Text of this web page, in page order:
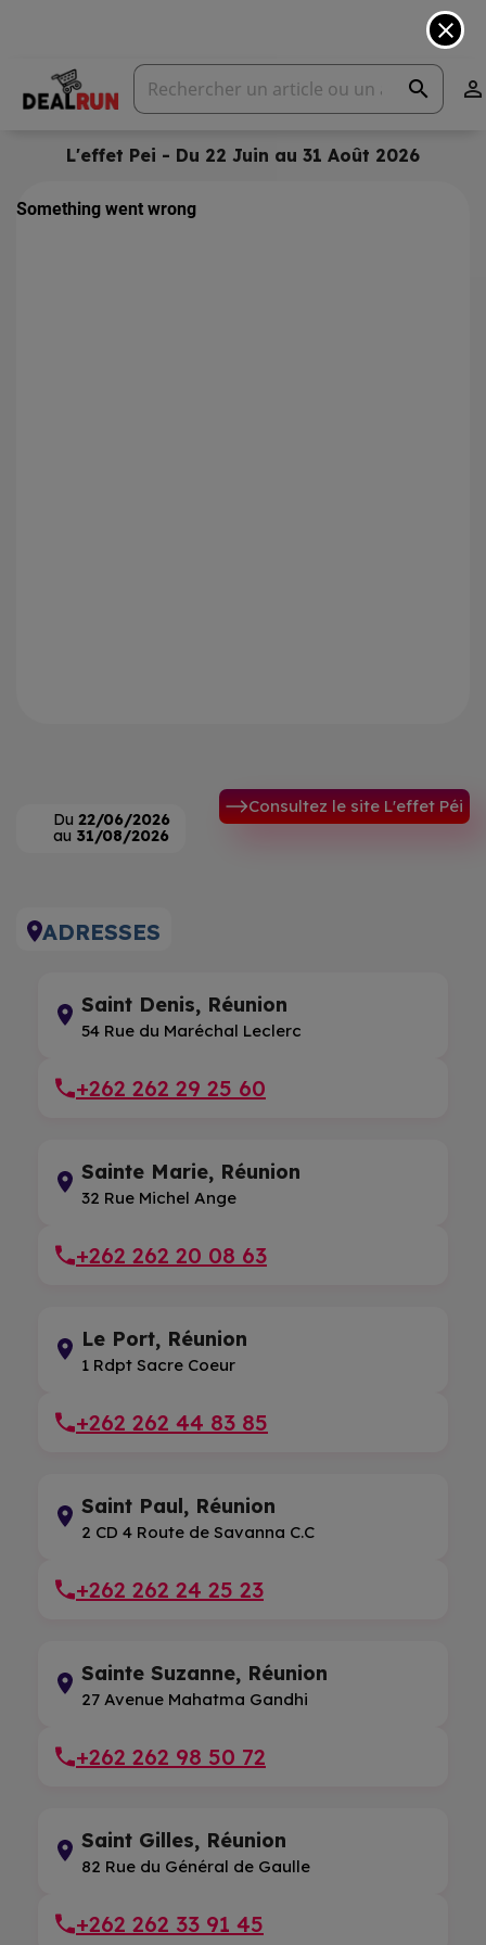
search 
close
L'effet Pei - Du 22 Juin au 31 Août 2026
Du 22/06/2026
au 31/08/2026
Consultez le site L'effet Péi
ADRESSES
Saint Denis, Réunion
54 Rue du Maréchal Leclerc
+262 262 29 25 60
Sainte Marie, Réunion
32 Rue Michel Ange
+262 262 20 08 63
Le Port, Réunion
1 Rdpt Sacre Coeur
+262 262 44 83 85
Saint Paul, Réunion
2 CD 4 Route de Savanna C.C
+262 262 24 25 23
Sainte Suzanne, Réunion
27 Avenue Mahatma Gandhi
+262 262 98 50 72
Saint Gilles, Réunion
82 Rue du Général de Gaulle
+262 262 33 91 45